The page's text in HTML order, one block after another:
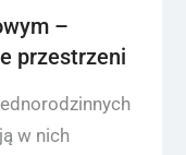
–
przestrzeni
w nich